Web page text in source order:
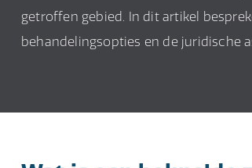
getroffen gebied. In dit artikel
behandelingsopties en de juridische